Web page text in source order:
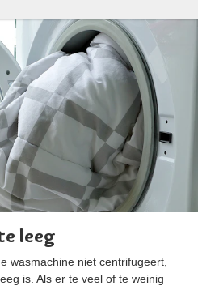
leeg
wasmachine niet centrifugeert,
is. Als er te veel of te weinig